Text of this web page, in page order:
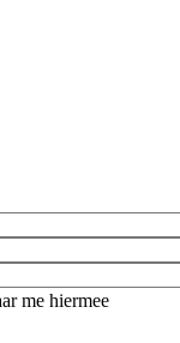
me hiermee